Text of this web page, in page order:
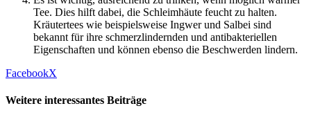
Tee. Dies hilft dabei, die Schleimhäute feucht zu halten.
Kräutertees wie beispielsweise Ingwer und Salbei sind
bekannt für ihre schmerzlindernden und antibakteriellen
Eigenschaften und können ebenso die Beschwerden lindern.
FacebookX
Weitere interessantes Beiträge